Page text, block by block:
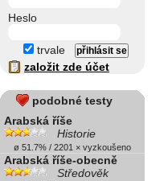
Heslo
trvale
založit zde účet
podobné testy
Arabská říše
Historie
ø 51.7% / 2201 × vyzkoušeno
Arabská říše-obecně
Středověk